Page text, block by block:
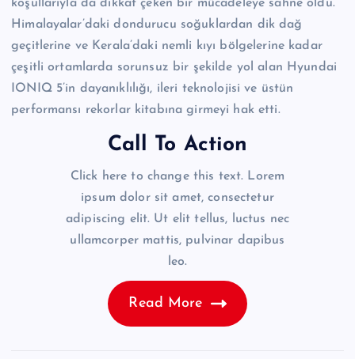
koşullarıyla da dikkat çeken bir mücadeleye sahne oldu.
Himalayalar’daki dondurucu soğuklardan dik dağ
geçitlerine ve Kerala’daki nemli kıyı bölgelerine kadar
çeşitli ortamlarda sorunsuz bir şekilde yol alan Hyundai
IONIQ 5’in dayanıklılığı, ileri teknolojisi ve üstün
performansı rekorlar kitabına girmeyi hak etti.
Call To Action
Click here to change this text. Lorem
ipsum dolor sit amet, consectetur
adipiscing elit. Ut elit tellus, luctus nec
ullamcorper mattis, pulvinar dapibus
leo.
Read More